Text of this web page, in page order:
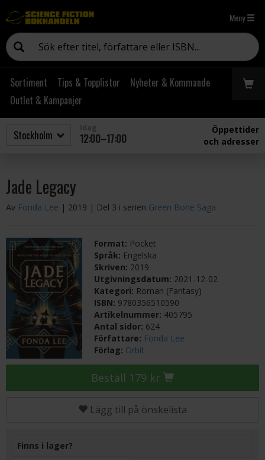
Meny
Sortiment Tips & Topplistor
Nyheter & Kommande
Outlet & Kampanjer
12:00–17:00
Öppettider
och adresser
Jade Legacy
Av Fonda Lee | 2019 | Del 3 i serien Green Bone Saga
Format: Pocket
Språk: Engelska
Skriven: 2019
Utgivningsdatum: 2021-12-02
Kategori: Roman (Fantasy)
ISBN: 9780356510590
Artikelnummer: 405795
Antal sidor: 624
Författare: Fonda Lee
Förlag: Orbit
Beställ 179 kr
Lägg till på önskelista
Finns i lager?